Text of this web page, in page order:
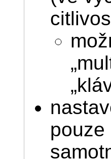
pouze